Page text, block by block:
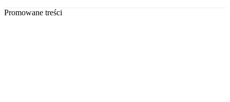
Promowane treści